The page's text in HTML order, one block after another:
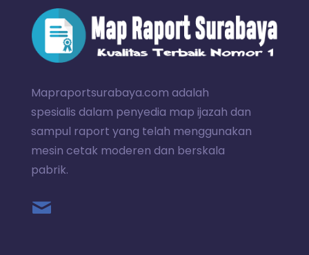
Mapraportsurabaya.com adalah
spesialis dalam penyedia map ijazah dan
sampul raport yang telah menggunakan
mesin cetak moderen dan berskala
pabrik.